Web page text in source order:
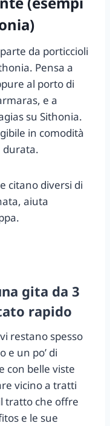
da porticcioli
Pensa a
al porto di
e a
su Sithonia.
in comodità
durata.
citano diversi di
aiuta
gita da 3
rapido
restano spesso
e un po’ di
con belle viste
vicino a tratti
tratto che offre
e le sue